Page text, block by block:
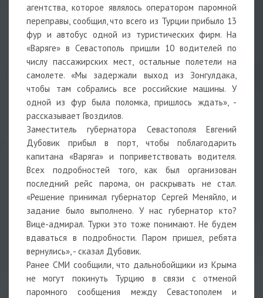
агентства, которое являлось оператором паромной
переправы, сообщил, что всего из Турции прибыло 13
фур и автобус одной из туристических фирм. На
«Варяге» в Севастополь пришли 10 водителей по
числу пассажирских мест, остальные полетели на
самолете. «Мы задержали выход из Зонгулдака,
чтобы там собрались все российские машины. У
одной из фур была поломка, пришлось ждать», -
рассказывает Гвоздилов.
Заместитель губернатора Севастополя Евгений
Дубовик прибыл в порт, чтобы поблагодарить
капитана «Варяга» и поприветствовать водителя.
Всех подробностей того, как был организован
последний рейс парома, он раскрывать не стал.
«Решение принимал губернатор Сергей Меняйло, и
задание было выполнено. У нас губернатор кто?
Вице-адмирал. Турки это тоже понимают. Не будем
вдаваться в подробности. Паром пришел, ребята
вернулись», - сказал Дубовик.
Ранее СМИ сообщили, что дальнобойщики из Крыма
не могут покинуть Турцию в связи с отменой
паромного сообщения между Севастополем и